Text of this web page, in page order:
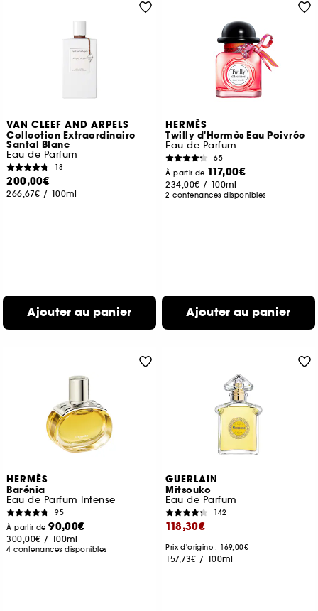
VAN CLEEF AND ARPELS
Collection Extraordinaire
Santal Blanc
Eau de Parfum
18
200,00€
266,67€ / 100ml
Ajouter au panier
HERMÈS
Twilly d'Hermès Eau Poivrée
Eau de Parfum
65
À partir de 117,00€
234,00€ / 100ml
2 contenances disponibles
Ajouter au panier
HERMÈS
Barénia
Eau de Parfum Intense
95
À partir de90,00€
300,00€ / 100ml
4 contenances disponibles
GUERLAIN
Mitsouko
Eau de Parfum
142
118,30€
Prix d'origine : 169,00€
157,73€ / 100ml